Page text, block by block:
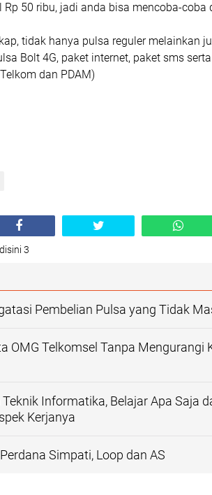
Rp 50 ribu, jadi anda bisa mencoba-coba
tidak hanya pulsa reguler melainkan
Bolt 4G, paket internet, paket sms serta
dan PDAM)
3
Pembelian Pulsa yang Tidak
OMG Telkomsel Tanpa Mengurangi
Informatika, Belajar Apa Saja
Kerjanya
Simpati, Loop dan AS